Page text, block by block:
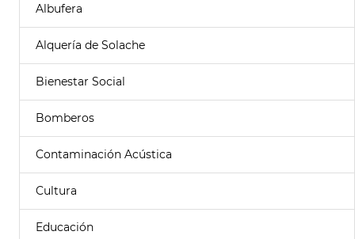
Albufera
Alquería de Solache
Bienestar Social
Bomberos
Contaminación Acústica
Cultura
Educación